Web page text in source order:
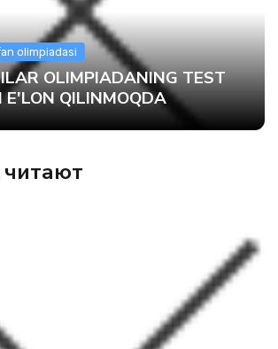
olimpiadasi
OLIMPIADANING TEST
E'LON QILINMOQDA